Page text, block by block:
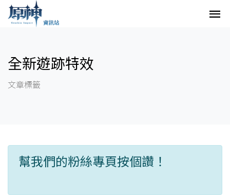
全新遊跡特效
文章標籤
幫我們的粉絲專頁按個讚！